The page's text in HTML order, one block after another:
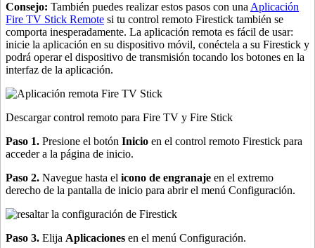
Consejo: También puedes realizar estos pasos con una Aplicación
Fire TV Stick Remote si tu control remoto Firestick también se
comporta inesperadamente. La aplicación remota es fácil de usar:
inicie la aplicación en su dispositivo móvil, conéctela a su Firestick y
podrá operar el dispositivo de transmisión tocando los botones en la
interfaz de la aplicación.
Descargar control remoto para Fire TV y Fire Stick
Paso 1. Presione el botón Inicio en el control remoto Firestick para
acceder a la página de inicio.
Paso 2. Navegue hasta el icono de engranaje en el extremo
derecho de la pantalla de inicio para abrir el menú Configuración.
Paso 3. Elija Aplicaciones en el menú Configuración.